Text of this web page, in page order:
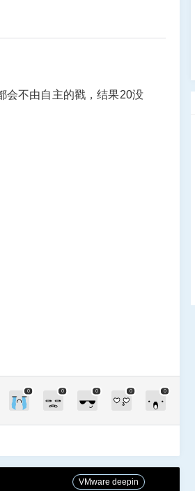
会不由自主的戳，结果20没
0 0 0 0 0
四样东西吸引了我
侧边栏没了，我接
半年，进Windows
了？？？ 我马上下
置整体消失
0 收藏
打赏
VMware deepin